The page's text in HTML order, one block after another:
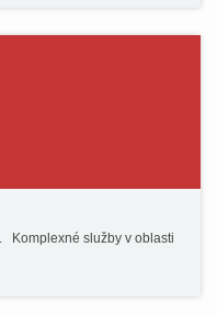
Komplexné služby v oblasti